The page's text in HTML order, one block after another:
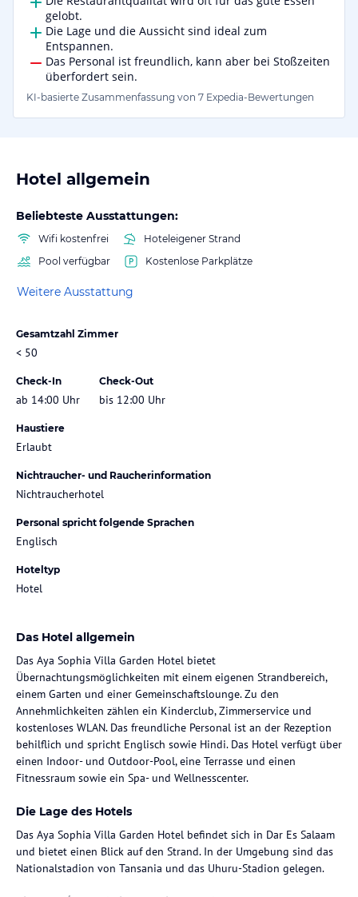
gelobt.
Die Lage und die Aussicht sind ideal zum
Entspannen.
Das Personal ist freundlich, kann aber bei Stoßzeiten
überfordert sein.
KI-basierte Zusammenfassung von 7 Expedia-Bewertungen
Hotel allgemein
Beliebteste Ausstattungen:
Wifi kostenfrei
Hoteleigener Strand
Pool verfügbar
Kostenlose Parkplätze
Weitere Ausstattung
Gesamtzahl Zimmer
< 50
Check-In
ab 14:00 Uhr
Check-Out
bis 12:00 Uhr
Haustiere
Erlaubt
Nichtraucher- und Raucherinformation
Nichtraucherhotel
Personal spricht folgende Sprachen
Englisch
Hoteltyp
Hotel
Das Hotel allgemein
Das Aya Sophia Villa Garden Hotel bietet
Übernachtungsmöglichkeiten mit einem eigenen Strandbereich,
einem Garten und einer Gemeinschaftslounge. Zu den
Annehmlichkeiten zählen ein Kinderclub, Zimmerservice und
kostenloses WLAN. Das freundliche Personal ist an der Rezeption
behilflich und spricht Englisch sowie Hindi. Das Hotel verfügt über
einen Indoor- und Outdoor-Pool, eine Terrasse und einen
Fitnessraum sowie ein Spa- und Wellnesscenter.
Die Lage des Hotels
Das Aya Sophia Villa Garden Hotel befindet sich in Dar Es Salaam
und bietet einen Blick auf den Strand. In der Umgebung sind das
Nationalstadion von Tansania und das Uhuru-Stadion gelegen.